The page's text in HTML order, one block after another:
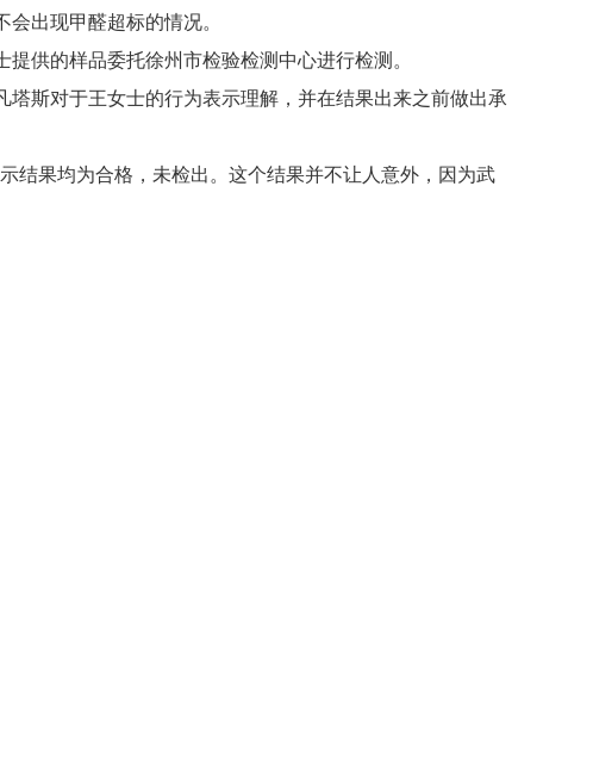
出现甲醛超标的情况。
供的样品委托徐州市检验检测中心进行检测。
斯对于王女士的行为表示理解，并在结果出来之前做出承
结果均为合格，未检出。这个结果并不让人意外，因为武